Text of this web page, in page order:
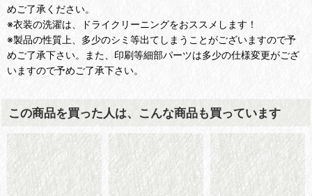
めご了承ください。
※衣装の洗濯は、ドライクリーニングをおススメします！
※製品の性質上、多少のシミ等出てしまうことがございますので予
めご了承下さい。また、印刷等細部パーツは多少の仕様変更がござ
いますので予めご了承下さい。
この商品を買った人は、こんな商品も買っています